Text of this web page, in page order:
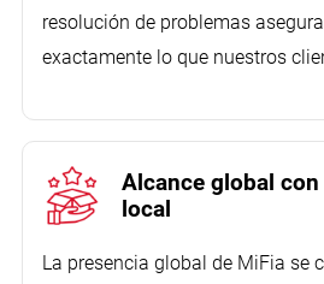
resolución de problemas
exactamente lo que nuestros
Alcance global
local
La presencia global de MiFia se